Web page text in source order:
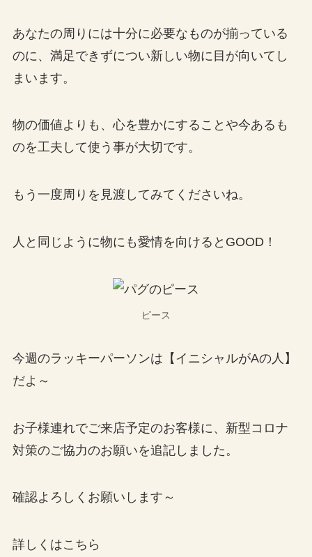
あなたの周りには十分に必要なものが揃っている
のに、満足できずについ新しい物に目が向いてし
まいます。
物の価値よりも、心を豊かにすることや今あるも
のを工夫して使う事が大切です。
もう一度周りを見渡してみてくださいね。
人と同じように物にも愛情を向けるとGOOD！
ピース
今週のラッキーパーソンは【イニシャルがAの人】
だよ～
お子様連れでご来店予定のお客様に、新型コロナ
対策のご協力のお願いを追記しました。
確認よろしくお願いします～
詳しくはこちら